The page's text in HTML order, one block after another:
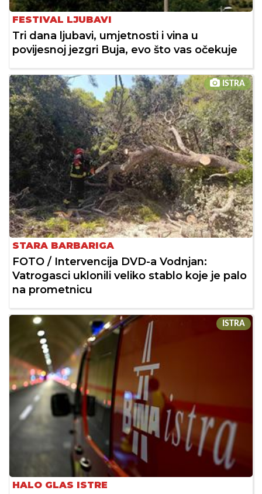
FESTIVAL LJUBAVI
Tri dana ljubavi, umjetnosti i vina u
povijesnoj jezgri Buja, evo što vas očekuje
ISTRA
STARA BARBARIGA
FOTO / Intervencija DVD-a Vodnjan:
Vatrogasci uklonili veliko stablo koje je palo
na prometnicu
ISTRA
HALO GLAS ISTRE